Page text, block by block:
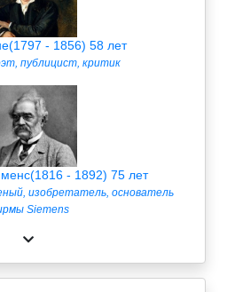
- 1856) 58 лет
публицист, критик
- 1892) 75 лет
изобретатель, основатель
Siemens